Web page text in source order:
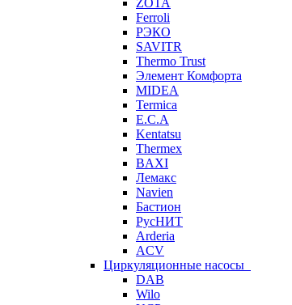
ZOTA
Ferroli
РЭКО
SAVITR
Thermo Trust
Элемент Комфорта
MIDEA
Termica
E.C.A
Kentatsu
Thermex
BAXI
Лемакс
Navien
Бастион
РусНИТ
Arderia
ACV
Циркуляционные насосы
DAB
Wilo